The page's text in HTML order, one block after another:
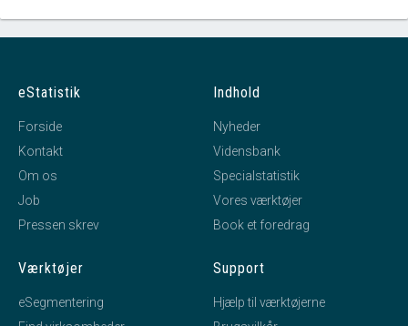
eStatistik
Forside
Kontakt
Om os
Job
Pressen skrev
Indhold
Nyheder
Vidensbank
Specialstatistik
Vores værktøjer
Book et foredrag
Værktøjer
eSegmentering
Support
Hjælp til værktøjerne